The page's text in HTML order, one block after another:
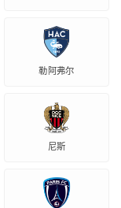
勒阿弗尔
尼斯